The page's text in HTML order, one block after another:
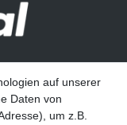
auf unserer
Daten von
um z.B.